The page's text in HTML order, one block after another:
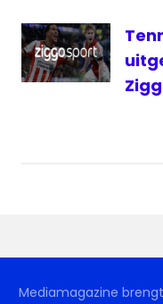
Sport
Mediamagazine